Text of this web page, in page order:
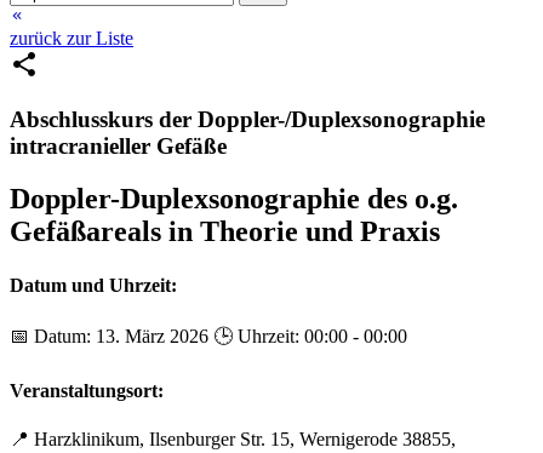
keyboard_double_arrow_left
zurück zur Liste
share
Abschlusskurs der Doppler-/Duplexsonographie
intracranieller Gefäße
Doppler-Duplexsonographie des o.g.
Gefäßareals in Theorie und Praxis
Datum und Uhrzeit:
📅 Datum: 13. März 2026 🕒 Uhrzeit: 00:00 - 00:00
Veranstaltungsort:
📍 Harzklinikum, Ilsenburger Str. 15, Wernigerode 38855,